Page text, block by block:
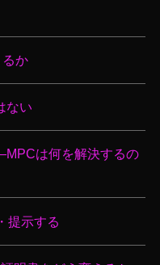
か
ない
は何を解決するの
提示する